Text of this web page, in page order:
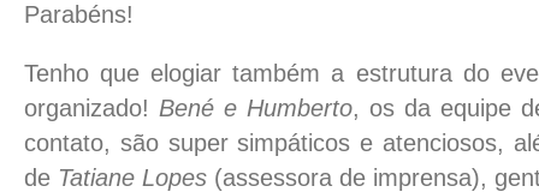
Parabéns!
Tenho que elogiar também a estrutura do
organizado! Bené e Humberto, os da equipe
contato, são super simpáticos e atenciosos,
de Tatiane Lopes (assessora de imprensa),